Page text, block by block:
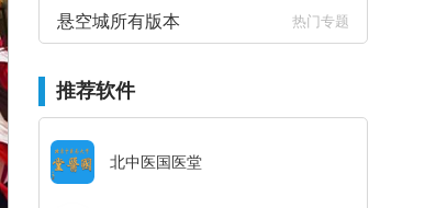
悬空城所有版本 热门专题
推荐软件
北中医国医堂